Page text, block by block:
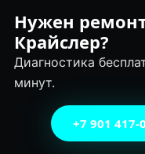
Нужен
Крайслер?
Диагностика
минут.
+7 901 417-